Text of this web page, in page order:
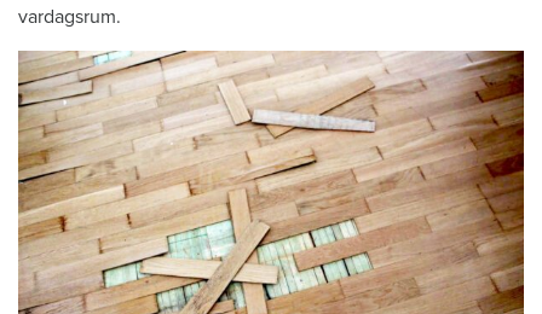
vardagsrum.